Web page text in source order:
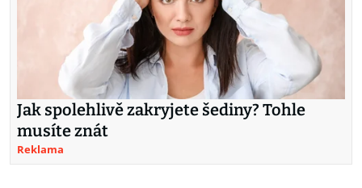
Jak spolehlivě zakryjete šediny? Tohle
musíte znát
Reklama